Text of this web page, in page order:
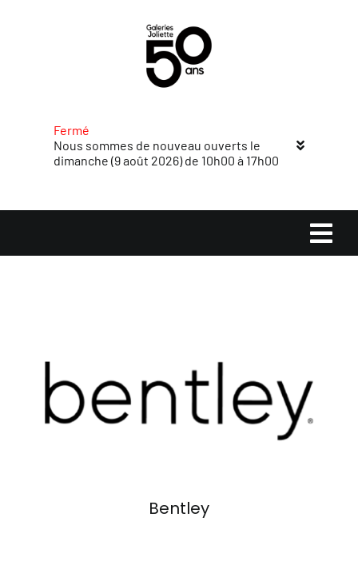
Fermé
Nous sommes de nouveau ouverts le
dimanche (9 août 2026) de 10h00 à 17h00
Événements
Bentley